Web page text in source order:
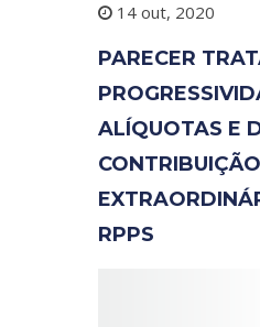
14 out, 2020
PARECER
ALÍQUOTAS E
CONTRIBUIÇÃO
RPPS